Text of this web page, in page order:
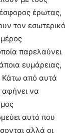
έρωτας,
τον εσωτερικό
παρελαύνει
ευμάρειας,
Κάτω από αυτά
να
αυτό που
αλλά οι